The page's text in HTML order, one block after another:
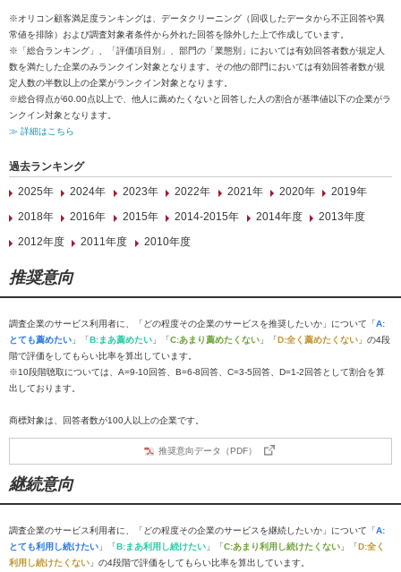
※オリコン顧客満足度ランキングは、データクリーニング（回収したデータから不正回答や異
常値を排除）および調査対象者条件から外れた回答を除外した上で作成しています。
※「総合ランキング」、「評価項目別」、部門の「業態別」においては有効回答者数が規定人
数を満たした企業のみランクイン対象となります。その他の部門においては有効回答者数が規
定人数の半数以上の企業がランクイン対象となります。
※総合得点が60.00点以上で、他人に薦めたくないと回答した人の割合が基準値以下の企業がラ
ンクイン対象となります。
≫ 詳細はこちら
過去ランキング
2025年
2024年 2023年 2022年 2021年 2020年
2019年
2018年
2016年 2015年 2014-2015年 2014年度
2013年度
2012年度
2011年度 2010年度
推奨意向
調査企業のサービス利用者に、「どの程度その企業のサービスを推奨したいか」について「A:
とても薦めたい 」「B:まあ薦めたい 」「C:あまり薦めたくない 」「D:全く薦めたくない 」の4段
階で評価をしてもらい比率を算出しています。
※10段階聴取については、A=9-10回答、B=6-8回答、C=3-5回答、D=1-2回答として割合を算
出しております。
商標対象は、回答者数が100人以上の企業です。
推奨意向データ（PDF）
継続意向
調査企業のサービス利用者に、「どの程度その企業のサービスを継続したいか」について「A:
とても利用し続けたい 」「B:まあ利用し続けたい 」「C:あまり利用し続けたくない 」「D:全く
利用し続けたくない 」の4段階で評価をしてもらい比率を算出しています。